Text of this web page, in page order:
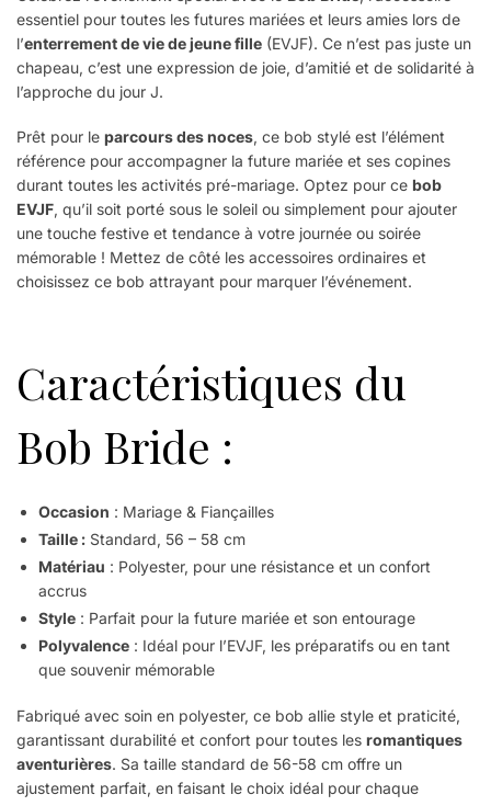
essentiel pour toutes les futures mariées et leurs amies lors de
l’enterrement de vie de jeune fille (EVJF). Ce n’est pas juste un
chapeau, c’est une expression de joie, d’amitié et de solidarité à
l’approche du jour J.
Prêt pour le parcours des noces, ce bob stylé est l’élément
référence pour accompagner la future mariée et ses copines
durant toutes les activités pré-mariage. Optez pour ce bob
EVJF, qu’il soit porté sous le soleil ou simplement pour ajouter
une touche festive et tendance à votre journée ou soirée
mémorable ! Mettez de côté les accessoires ordinaires et
choisissez ce bob attrayant pour marquer l’événement.
Caractéristiques du
Bob Bride :
Occasion : Mariage & Fiançailles
Taille : Standard, 56 – 58 cm
Matériau : Polyester, pour une résistance et un confort
accrus
Style : Parfait pour la future mariée et son entourage
Polyvalence : Idéal pour l’EVJF, les préparatifs ou en tant
que souvenir mémorable
Fabriqué avec soin en polyester, ce bob allie style et praticité,
garantissant durabilité et confort pour toutes les romantiques
aventurières. Sa taille standard de 56-58 cm offre un
ajustement parfait, en faisant le choix idéal pour chaque